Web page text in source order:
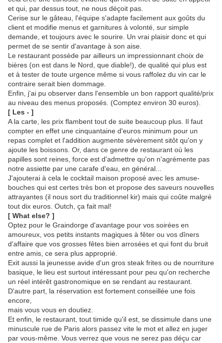
et qui, par dessus tout, ne nous déçoit pas.
Cerise sur le gâteau, l'équipe s'adapte facilement aux goûts du
client et modifie menus et garnitures à volonté, sur simple
demande, et toujours avec le sourire. Un vrai plaisir donc et qui
permet de se sentir d'avantage à son aise.
Le restaurant possède par ailleurs un impressionnant choix de
bières (on est dans le Nord, que diable!), de qualité qui plus est
et à tester de toute urgence même si vous raffolez du vin car le
contraire serait bien dommage.
Enfin, j'ai pu observer dans l'ensemble un bon rapport qualité/prix
au niveau des menus proposés. (Comptez environ 30 euros).
[ Les - ]
A la carte, les prix flambent tout de suite beaucoup plus. Il faut
compter en effet une cinquantaine d'euros minimum pour un
repas complet et l'addition augmente sévèrement sitôt qu'on y
ajoute les boissons. Or, dans ce genre de restaurant où les
papilles sont reines, force est d'admettre qu'on n'agrémente pas
notre assiette par une carafe d'eau, en général...
J'ajouterai à cela le cocktail maison proposé avec les amuse-
bouches qui est certes très bon et propose des saveurs nouvelles
attrayantes (il nous sort du traditionnel kir) mais qui coûte malgré
tout dix euros. Outch, ça fait mal!
[ What else? ]
Optez pour le Graindorge d'avantage pour vos soirées en
amoureux, vos petits instants magiques à fêter ou vos dîners
d'affaire que vos grosses fêtes bien arrosées et qui font du bruit
entre amis, ce sera plus approprié.
Exit aussi la jeunesse avide d'un gros steak frites ou de nourriture
basique, le lieu est surtout intéressant pour peu qu'on recherche
un réel intérêt gastronomique en se rendant au restaurant.
D'autre part, la réservation est fortement conseillée une fois
encore,
mais vous vous en doutiez.
Et enfin, le restaurant, tout timide qu'il est, se dissimule dans une
minuscule rue de Paris alors passez vite le mot et allez en juger
par vous-même. Vous verrez que vous ne serez pas déçu car